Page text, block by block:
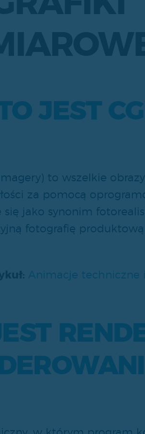
JEST
to wszelkie
za pomocą
jako synonim
fotografię
Animacje techniczne